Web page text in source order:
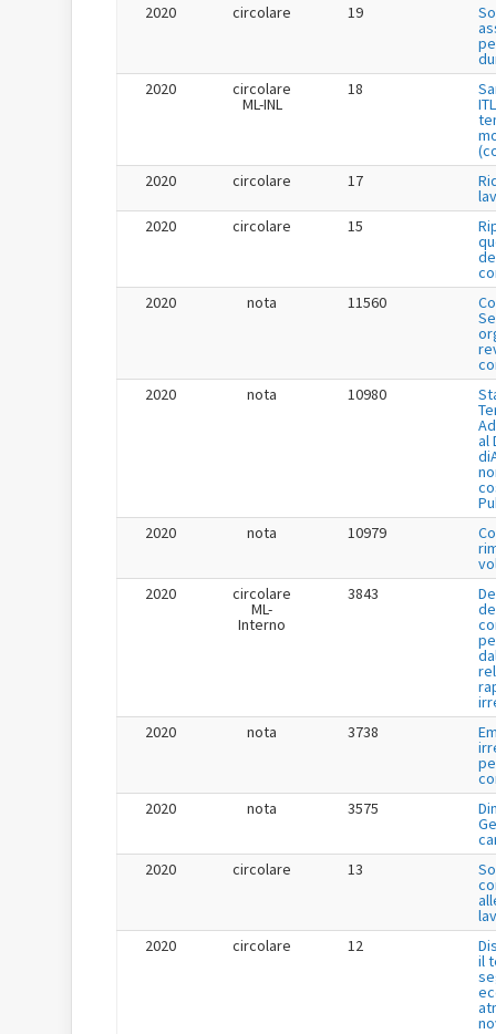
2020
circolare 19
2020
circolare
ML-INL
18
2020
circolare 17
2020
circolare 15
2020
nota 11560
2020
nota 10980
al
2020
nota 10979
2020
circolare
ML-
Interno
3843
2020
nota 3738
2020
nota 3575
2020
circolare 13
2020
circolare 12
il